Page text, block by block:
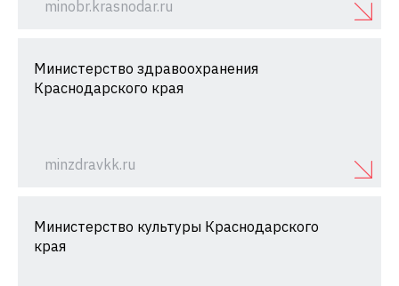
minobr.krasnodar.ru
Министерство здравоохранения
Краснодарского края
minzdravkk.ru
Министерство культуры Краснодарского
края